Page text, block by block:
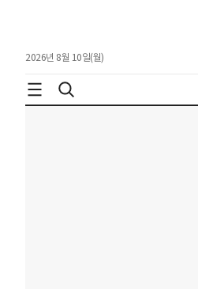
2026년 8월 10일(월)